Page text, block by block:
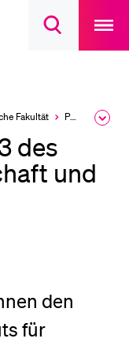
Suchdialog
main
Fakultät Professuren
des
und
den
für